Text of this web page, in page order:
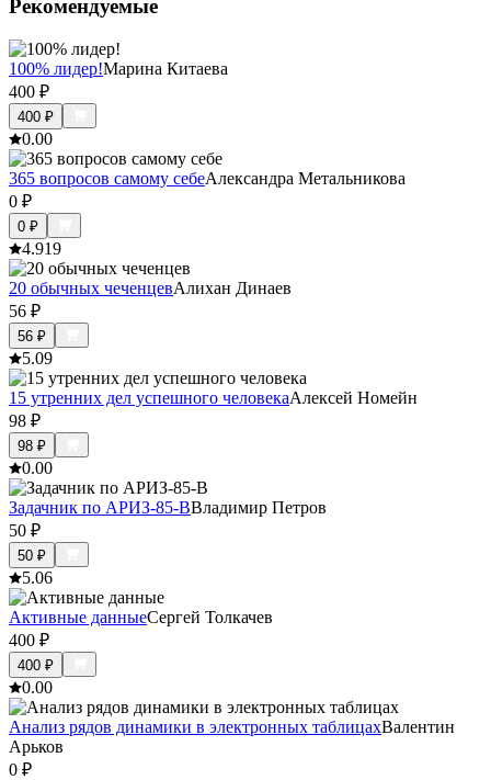
Рекомендуемые
100% лидер!Марина Китаева
400 ₽
400 ₽
0.00
365 вопросов самому себеАлександра Метальникова
0 ₽
0 ₽
4.919
20 обычных чеченцевАлихан Динаев
56 ₽
56 ₽
5.09
15 утренних дел успешного человекаАлексей Номейн
98 ₽
98 ₽
0.00
Задачник по АРИЗ-85-ВВладимир Петров
50 ₽
50 ₽
5.06
Активные данныеСергей Толкачев
400 ₽
400 ₽
0.00
Анализ рядов динамики в электронных таблицахВалентин
Арьков
0 ₽